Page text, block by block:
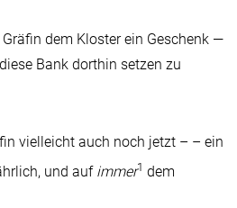
dem Kloster ein Geschenk —
Bank dorthin setzen zu
vielleicht auch noch jetzt – – ein
und auf immer1 dem